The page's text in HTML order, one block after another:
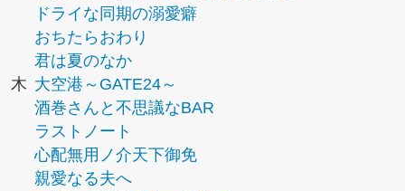
ドライな同期の溺愛癖
おちたらおわり
君は夏のなか
木 大空港～GATE24～
酒巻さんと不思議なBAR
ラストノート
心配無用ノ介天下御免
親愛なる夫へ